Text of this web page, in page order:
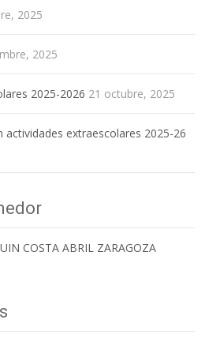
2025
2025
2025-2026 21 octubre, 2025
actividades extraescolares 2025-26
COSTA ABRIL ZARAGOZA